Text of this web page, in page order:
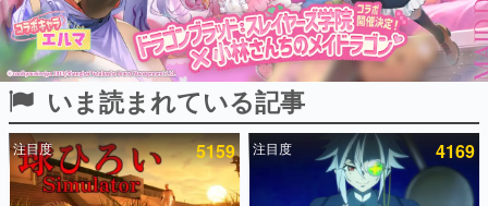
ピックアップ
電ファミのいま読まれている記事ランキング
いま読まれている記事
注目度 5159 注目度 4169